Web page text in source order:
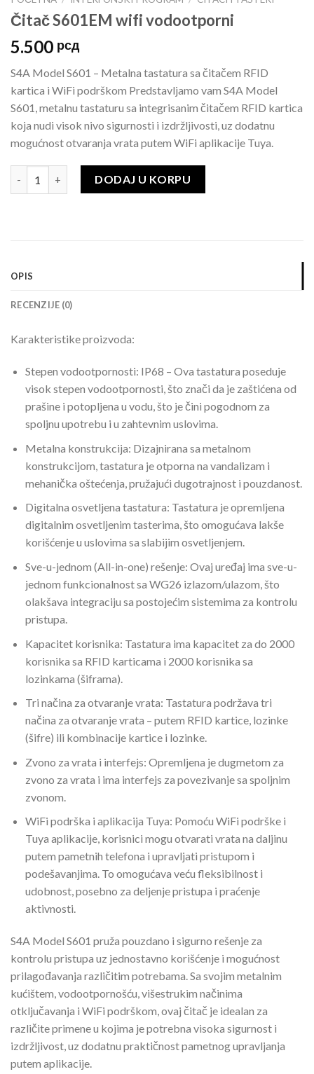
Čitač S601EM wifi vodootporni
5.500 рсд
S4A Model S601 – Metalna tastatura sa čitačem RFID
kartica i WiFi podrškom Predstavljamo vam S4A Model
S601, metalnu tastaturu sa integrisanim čitačem RFID kartica
koja nudi visok nivo sigurnosti i izdržljivosti, uz dodatnu
mogućnost otvaranja vrata putem WiFi aplikacije Tuya.
DODAJ U KORPU
OPIS
RECENZIJE (0)
Karakteristike proizvoda:
Stepen vodootpornosti: IP68 – Ova tastatura poseduje
visok stepen vodootpornosti, što znači da je zaštićena od
prašine i potopljena u vodu, što je čini pogodnom za
spoljnu upotrebu i u zahtevnim uslovima.
Metalna konstrukcija: Dizajnirana sa metalnom
konstrukcijom, tastatura je otporna na vandalizam i
mehanička oštećenja, pružajući dugotrajnost i pouzdanost.
Digitalna osvetljena tastatura: Tastatura je opremljena
digitalnim osvetljenim tasterima, što omogućava lakše
korišćenje u uslovima sa slabijim osvetljenjem.
Sve-u-jednom (All-in-one) rešenje: Ovaj uređaj ima sve-u-
jednom funkcionalnost sa WG26 izlazom/ulazom, što
olakšava integraciju sa postojećim sistemima za kontrolu
pristupa.
Kapacitet korisnika: Tastatura ima kapacitet za do 2000
korisnika sa RFID karticama i 2000 korisnika sa
lozinkama (šiframa).
Tri načina za otvaranje vrata: Tastatura podržava tri
načina za otvaranje vrata – putem RFID kartice, lozinke
(šifre) ili kombinacije kartice i lozinke.
Zvono za vrata i interfejs: Opremljena je dugmetom za
zvono za vrata i ima interfejs za povezivanje sa spoljnim
zvonom.
WiFi podrška i aplikacija Tuya: Pomoću WiFi podrške i
Tuya aplikacije, korisnici mogu otvarati vrata na daljinu
putem pametnih telefona i upravljati pristupom i
podešavanjima. To omogućava veću fleksibilnost i
udobnost, posebno za deljenje pristupa i praćenje
aktivnosti.
S4A Model S601 pruža pouzdano i sigurno rešenje za
kontrolu pristupa uz jednostavno korišćenje i mogućnost
prilagođavanja različitim potrebama. Sa svojim metalnim
kućištem, vodootpornošću, višestrukim načinima
otključavanja i WiFi podrškom, ovaj čitač je idealan za
različite primene u kojima je potrebna visoka sigurnost i
izdržljivost, uz dodatnu praktičnost pametnog upravljanja
putem aplikacije.